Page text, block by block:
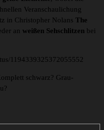
Veranschaulichung
in Christopher Nolans The
an weißen Sehschlitzen bei
1194339325372055552
schwarz? Grau-